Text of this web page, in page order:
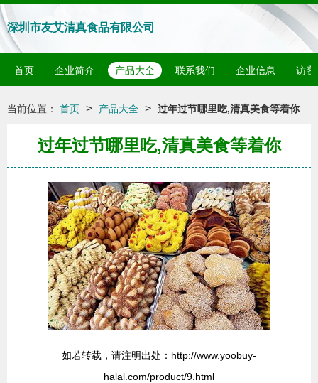
深圳市友艾清真食品有限公司
首页 企业简介 产品大全 联系我们 企业信息 访客
当前位置： 首页 > 产品大全 > 过年过节哪里吃,清真美食等着你
过年过节哪里吃,清真美食等着你
如若转载，请注明出处：http://www.yoobuy-
halal.com/product/9.html